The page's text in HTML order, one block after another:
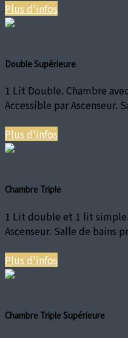
Plus d'infos
Double Supérieure
1 Lit Double. Chambre
Accessible par Ascenseur.
Plus d'infos
Chambre Triple
1 Lit double et 1 lit
Ascenseur. Salle de bains
Plus d'infos
Chambre Triple Supérieure